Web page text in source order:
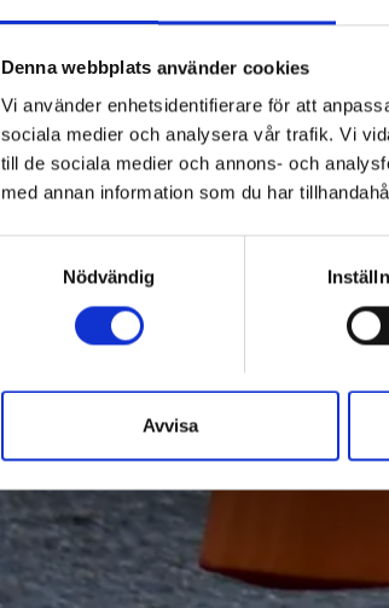
Denna webbplats använder cookies
Vi använder enhetsidentifierare för att
sociala medier och analysera vår trafik. Vi
till de sociala medier och annons- och
med annan information som du har
Nödvändig
Avvisa